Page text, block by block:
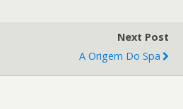
Next Post
A Origem Do Spa